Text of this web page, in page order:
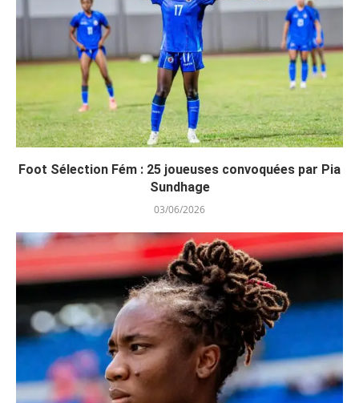
Foot Sélection Fém : 25 joueuses convoquées par Pia
Sundhage
03/06/2026